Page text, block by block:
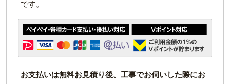
です。
お支払いは無料お見積り後、工事でお伺いした際にお